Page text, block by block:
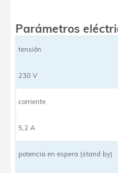
Parámetros
tensión
230 V
corriente
5,2 A
potencia en espera (stand by)